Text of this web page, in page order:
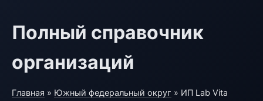
Полный справочник
организаций
Главная » Южный федеральный округ » ИП Lab Vita